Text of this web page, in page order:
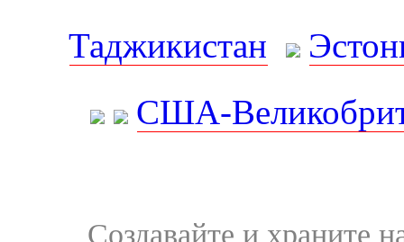
Таджикистан
США-
Создавайте и храните